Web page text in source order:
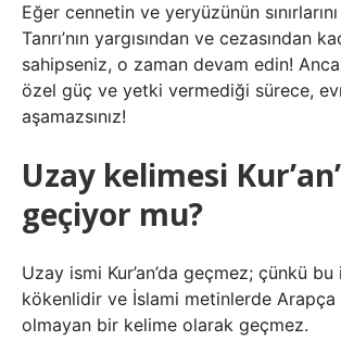
Eğer cennetin ve yeryüzünün
Tanrı’nın yargısından ve cezasından
sahipseniz, o zaman devam edin!
özel güç ve yetki vermediği sürece,
aşamazsınız!
Uzay kelimesi
geçiyor mu?
Uzay ismi Kur’an’da geçmez; çünkü
kökenlidir ve İslami metinlerde Arapça
olmayan bir kelime olarak geçmez.